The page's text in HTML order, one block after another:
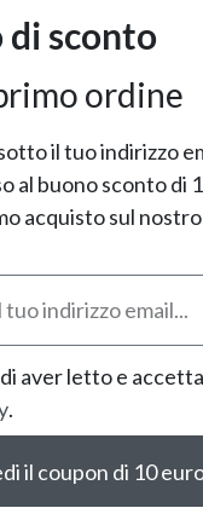
di sconto
ordine
il tuo indirizzo
al buono sconto di
acquisto sul
aver letto e
.
il coupon di 10